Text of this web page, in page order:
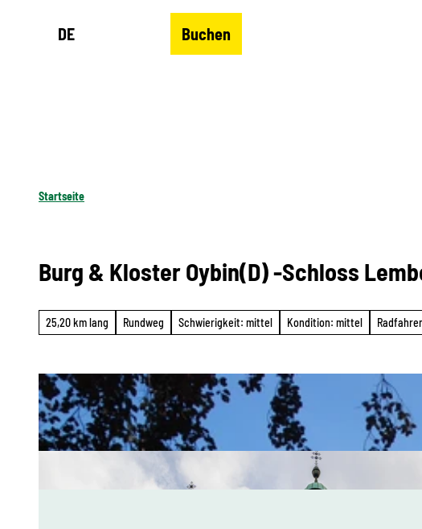
DE Buchen
Startseite
Burg & Kloster Oybin(D) -Schloss
25,20 km lang Rundweg Schwierigkeit: mittel Kondition: mittel